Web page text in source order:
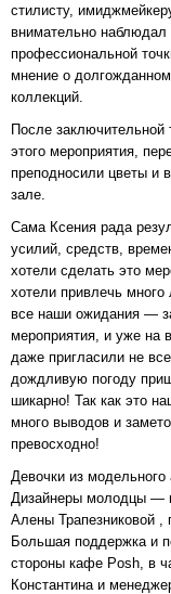
стилисту,
внимательно наблюдал
профессиональной
мнение о
коллекций.
После заключительной
этого мероприятия,
преподносили цветы и
зале.
Сама Ксения рада
усилий, средств,
хотели сделать это
хотели привлечь
все наши ожидания —
мероприятия, и уже на
даже пригласили не
дождливую погоду
шикарно! Так как это
много выводов и
превосходно!
Девочки из модельного
Дизайнеры молодцы —
Алены Трапезниковой ,
Большая поддержка и
стороны кафе Posh, в
Константина и